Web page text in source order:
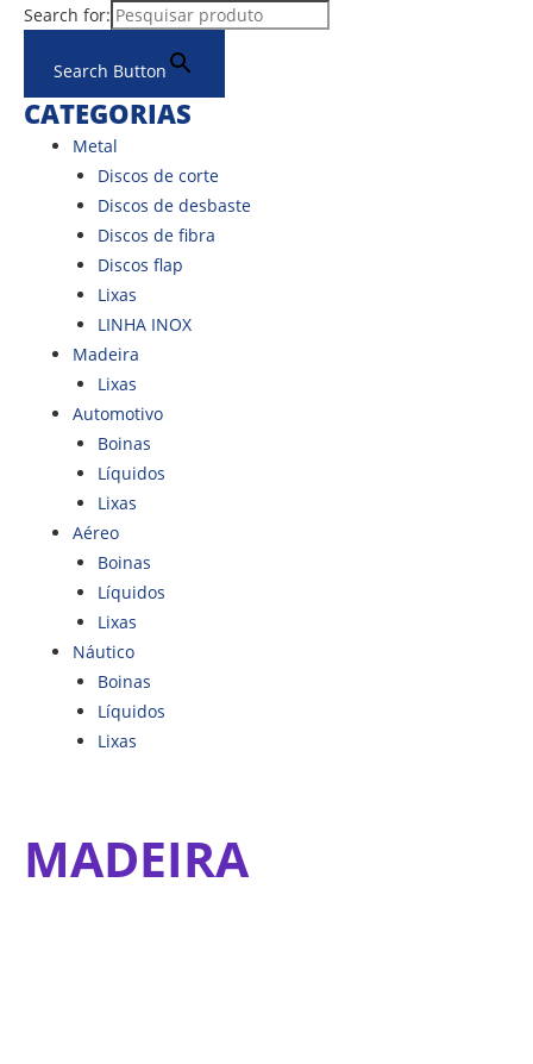
conteúdo
Search for:
Search Button
CATEGORIAS
Metal
Discos de corte
Discos de desbaste
Discos de fibra
Discos flap
Lixas
LINHA INOX
Madeira
Lixas
Automotivo
Boinas
Líquidos
Lixas
Aéreo
Boinas
Líquidos
Lixas
Náutico
Boinas
Líquidos
Lixas
MADEIRA